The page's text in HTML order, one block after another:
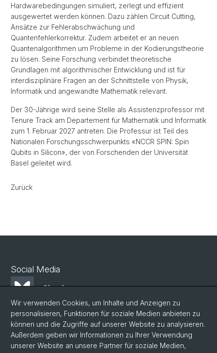
Hardwarebedingungen simuliert, zerlegt und effizient
ausgewertet werden können. Dazu zählen Circuit Cutting,
Ansätze zur Fehlerabschwächung und
Quantenfehlerkorrektur. Zudem arbeitet er an neuen
Quantenalgorithmen um Probleme in der Kodierungstheorie
zu lösen. Seine Forschung verbindet theoretische
Grundlagen mit algorithmischer Entwicklung und ist für
interdisziplinäre Fragen an der Schnittstelle von Physik,
Informatik und angewandte Mathematik relevant.
Der 30-Jährige wird seine Stelle als Assistenzprofessor mit
Tenure Track am Departement für Mathematik und Informatik
zum 1. Februar 2027 antreten. Die Professur ist Teil des
Nationalen Forschungsschwerpunkts «NCCR SPIN: Spin
Qubits in Silicon», der von Forschenden der Universität
Basel geleitet wird.
Zurück
Social Media
Bluesky
Mastodon
LinkedIn
Wir verwenden Cookies, um Inhalte und Anzeigen zu
personalisieren, Funktionen für soziale Medien anbieten zu
können und die Zugriffe auf unserer Website zu analysieren.
Außerdem geben wir Informationen zu Ihrer Verwendung
unserer Website an unsere Partner für soziale Medien,